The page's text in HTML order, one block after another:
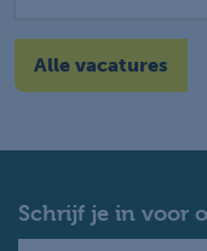
Alle vacatures
Schrijf je in voor